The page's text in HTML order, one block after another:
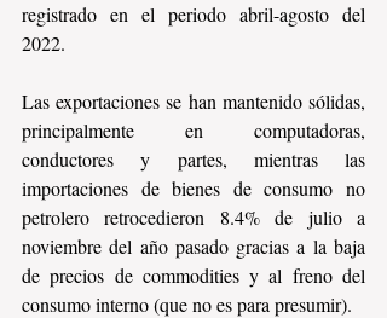
registrado en el periodo abril-agosto del
2022.
Las exportaciones se han mantenido sólidas,
principalmente en computadoras,
conductores y partes, mientras las
importaciones de bienes de consumo no
petrolero retrocedieron 8.4% de julio a
noviembre del año pasado gracias a la baja
de precios de commodities y al freno del
consumo interno (que no es para presumir).